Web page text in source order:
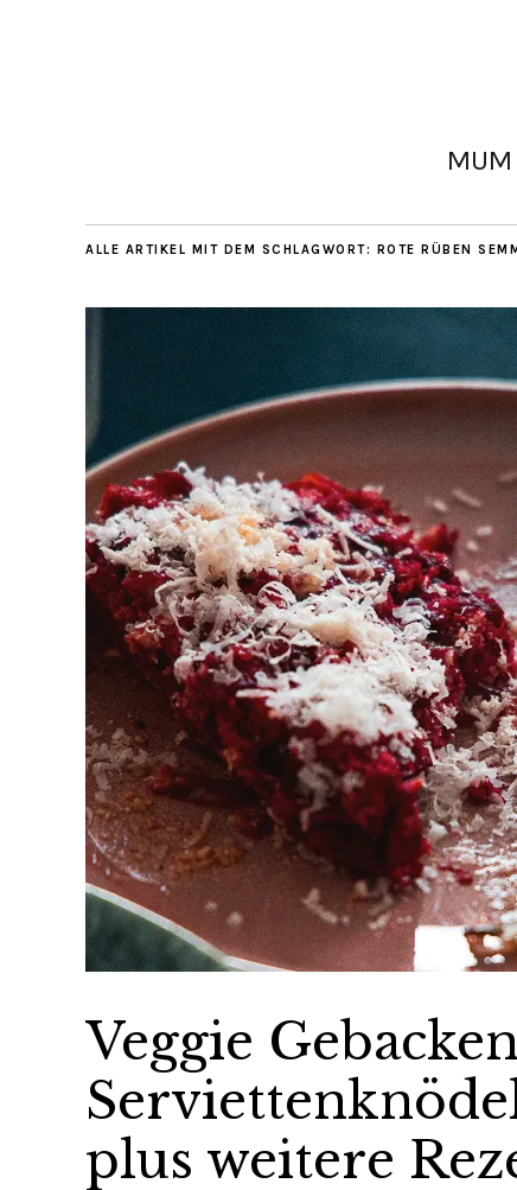
MUM
ALLE ARTIKEL MIT DEM SCHLAGWORT: ROTE RÜBEN
Veggie
plus weitere